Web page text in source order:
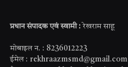
प्रधान संपादक एवं स्वामी : रेखराम साहू
मोबाइल न. : 8236012223
ईमेल : rekhraazmsmd@gmail.com